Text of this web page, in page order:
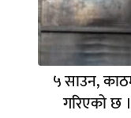
५ साउन,
गरिएको छ